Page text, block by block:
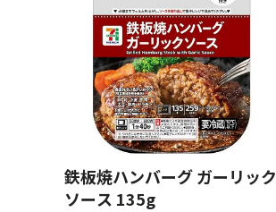
鉄板焼ハンバーグ ガーリック
ソース 135g